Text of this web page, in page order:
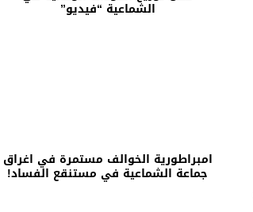
الشماعية “فيديو”
امبراطورية الخوالف مستمرة في اغراق
جماعة الشماعية في مستنقع الفساد!